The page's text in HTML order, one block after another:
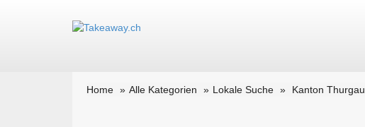
Home Alle Kategorien Lokale Suche Kanton Thurgau